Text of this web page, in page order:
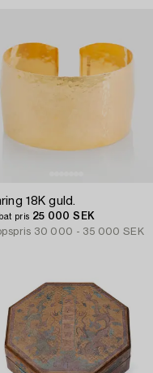
18K guld.
pris 25 000 SEK
30 000 - 35 000 SEK